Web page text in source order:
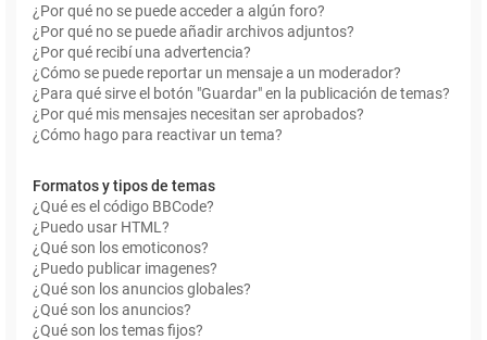
¿Por qué no se puede acceder a algún foro?
¿Por qué no se puede añadir archivos adjuntos?
¿Por qué recibí una advertencia?
¿Cómo se puede reportar un mensaje a un moderador?
¿Para qué sirve el botón "Guardar" en la publicación de temas?
¿Por qué mis mensajes necesitan ser aprobados?
¿Cómo hago para reactivar un tema?
Formatos y tipos de temas
¿Qué es el código BBCode?
¿Puedo usar HTML?
¿Qué son los emoticonos?
¿Puedo publicar imagenes?
¿Qué son los anuncios globales?
¿Qué son los anuncios?
¿Qué son los temas fijos?